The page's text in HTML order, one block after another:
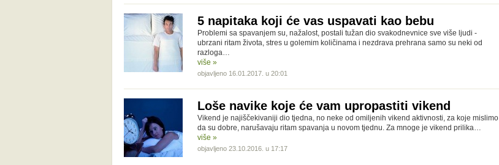
5 napitaka koji će vas uspavati kao bebu
Problemi sa spavanjem su, nažalost, postali tužan dio svakodnevnice sve više ljudi -
ubrzani ritam života, stres u golemim količinama i nezdrava prehrana samo su neki od
razloga…
više »
objavljeno 16.01.2017. u 20:01
Loše navike koje će vam upropastiti vikend
Vikend je najiščekivaniji dio tjedna, no neke od omiljenih vikend aktivnosti, za koje mislimo
da su dobre, narušavaju ritam spavanja u novom tjednu. Za mnoge je vikend prilika…
više »
objavljeno 23.10.2016. u 17:17